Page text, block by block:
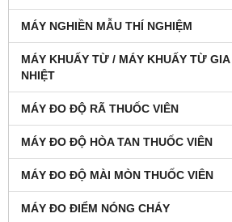
MÁY NGHIỀN MẪU THÍ NGHIỆM
MÁY KHUẤY TỪ / MÁY KHUẤY TỪ GIA
NHIỆT
MÁY ĐO ĐỘ RÃ THUỐC VIÊN
MÁY ĐO ĐỘ HÒA TAN THUỐC VIÊN
MÁY ĐO ĐỘ MÀI MÒN THUỐC VIÊN
MÁY ĐO ĐIỂM NÓNG CHÁY